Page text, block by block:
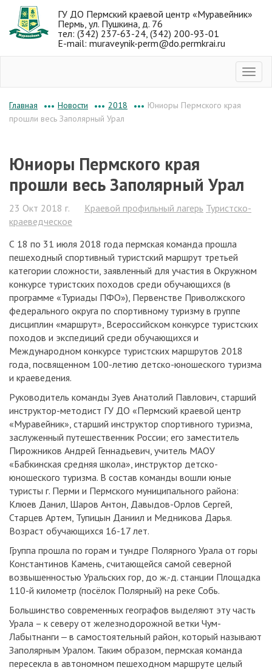
ГУ ДО Пермский краевой центр «Муравейник»
Пермь, ул. Пушкина, д. 76
тел: (342) 237-63-24, (342) 200-93-01
E-mail: muraveynik-perm@do.permkrai.ru
Главная ••• Новости ••• 2018 ••• Юниоры Пермского края
прошли весь Заполярный Урал
Юниоры Пермского края
прошли весь Заполярный Урал
23 Окт 2018 г. Краевой профильный лагерь Туристско-
краеведческое
С 18 по 31 июля 2018 года пермская команда прошла
пешеходный спортивный туристский маршрут третьей
категории сложности, заявленный для участия в Окружном
конкурсе туристских походов среди обучающихся (в
программе «Туриады ПФО»), Первенстве Приволжского
федерального округа по спортивному туризму в группе
дисциплин «маршрут», Всероссийском конкурсе туристских
походов и экспедиций среди обучающихся и
Международном конкурсе туристских маршрутов 2018
года, посвященном 100-летию детско-юношеского туризма
и краеведения.
Руководитель команды Зуев Анатолий Павлович, старший
инструктор-методист ГУ ДО «Пермский краевой центр
«Муравейник», старший инструктор спортивного туризма,
заслуженный путешественник России; его заместитель
Пирожников Андрей Геннадьевич, учитель МАОУ
«Бабкинская средняя школа», инструктор детско-
юношеского туризма. В состав команды вошли юные
туристы г. Перми и Пермского муниципального района:
Клюев Данил, Шаров Антон, Давыдов-Орлов Сергей,
Старцев Артем, Тупицын Даниил и Медникова Дарья.
Возраст обучающихся 16-17 лет.
Группа прошла по горам и тундре Полярного Урала от горы
Константинов Камень, считающейся самой северной
возвышенностью Уральских гор, до ж.-д. станции Площадка
110-й километр (посёлок Полярный) на реке Собь.
Большинство современных географов выделяют эту часть
Урала – к северу от железнодорожной ветки Чум-
Лабытнанги ‒ в самостоятельный район, который называют
Заполярным Уралом. Таким образом, пермская команда
пересекла в автономном пешеходном маршруте целый